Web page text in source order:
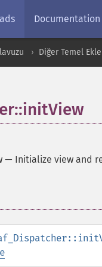
Documentation
Diğer Temel
— Initialize view and